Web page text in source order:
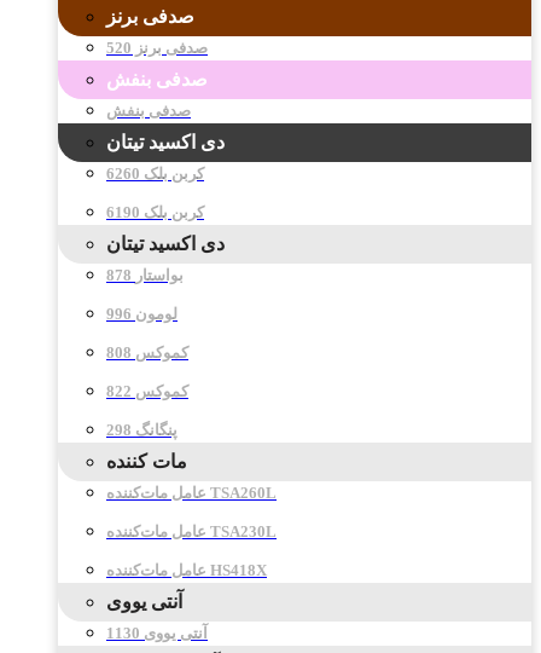
صدفی برنز
صدفی برنز 520
صدفی بنفش
صدفی بنفش
دی اکسید تیتان
کربن بلک 6260
کربن بلک 6190
دی اکسید تیتان
878 بواستار
996 لومون
808 کموکس
822 کموکس
298 پنگانگ
مات کننده
عامل مات‌کننده TSA260L
عامل مات‌کننده TSA230L
عامل مات‌کننده HS418X
آنتی یووی
آنتی یووی 1130